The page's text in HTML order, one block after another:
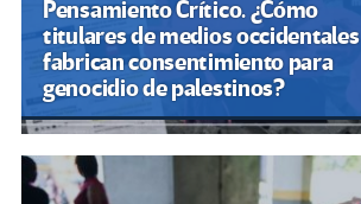
Pensamiento Crítico. ¿Cómo
titulares de medios occidentales
fabrican consentimiento para
genocidio de palestinos?